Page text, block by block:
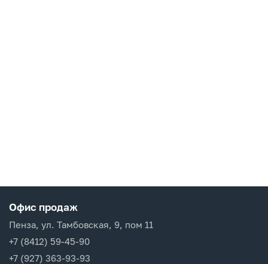
Офис продаж
Пенза, ул. Тамбовская, 9, пом 11
+7 (8412) 59-45-90
+7 (927) 363-93-93